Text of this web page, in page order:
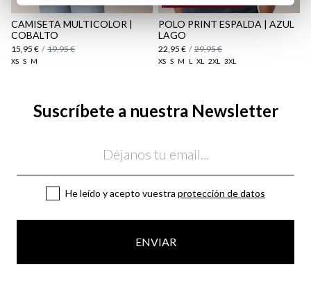
CAMISETA MULTICOLOR |
COBALTO
15,95 € / 19,95 €
XS S M
POLO PRINT ESPALDA | AZUL
LAGO
22,95 € / 29,95 €
XS S M L XL 2XL 3XL
Suscríbete a nuestra Newsletter
He leído y acepto vuestra protección de datos
ENVIAR